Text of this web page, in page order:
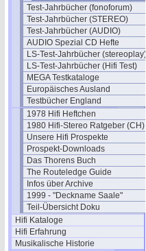
Test-Jahrbücher (fonoforum)
Test-Jahrbücher (STEREO)
Test-Jahrbücher (AUDIO)
AUDIO Spezial CD Hefte
LS-Test-Jahrbücher (stereoplay)
LS-Test-Jahrbücher (Hifi Test)
MEGA Testkataloge
Europäisches Ausland
Testbücher England
1978 Hifi Heftchen
1980 Hifi-Stereo Ratgeber (CH)
Unsere Hifi Prospekte
Prospekt-Downloads
Das Thorens Buch
The Routeledge Guide
Infos über Archive
1999 - "Deckname Saale"
Teil-Übersicht Doku
Hifi Kataloge
Hifi Erfahrung
Musikalische Historie